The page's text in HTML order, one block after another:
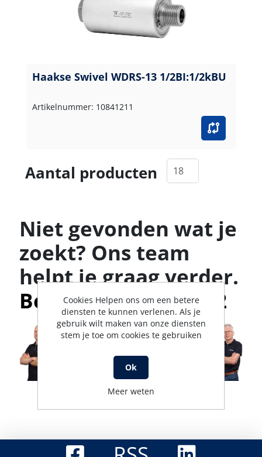
Haakse Swivel WDRS-13 1/2BI:1/2kBU
Artikelnummer: 10841211
Aantal producten
Niet gevonden wat je
zoekt? Ons team
helpt je graag verder.
Bel met 0316-523142
Cookies Helpen ons om een betere
diensten te kunnen verlenen. Als je
gebruik wilt maken van onze diensten
stem je toe om cookies te gebruiken
Ok
Meer weten